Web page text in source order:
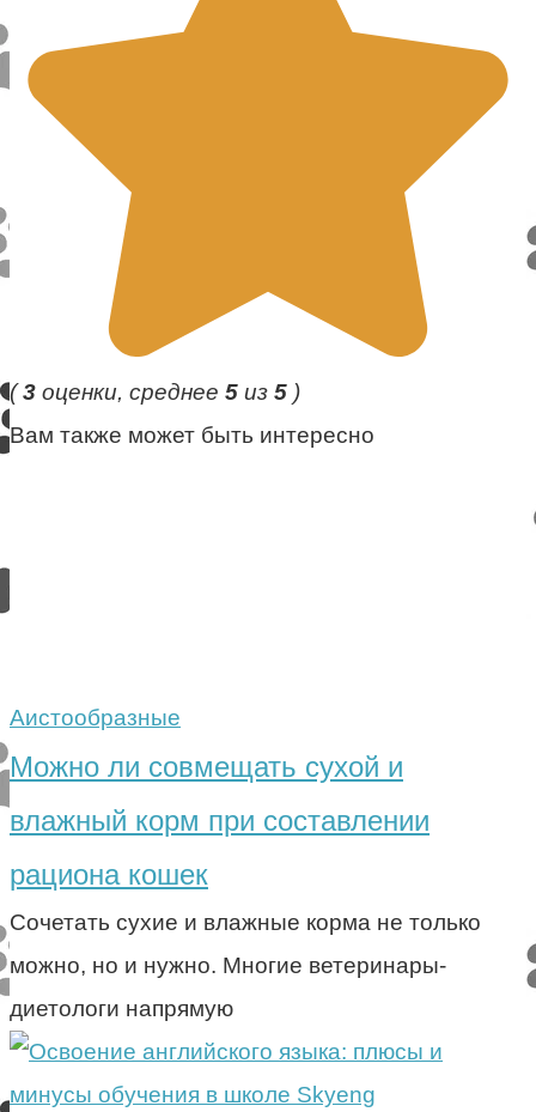
(3 оценки, среднее 5 из 5 )
Вам также может быть интересно
Аистообразные
Можно ли совмещать сухой и
влажный корм при составлении
рациона кошек
Сочетать сухие и влажные корма не только
можно, но и нужно. Многие ветеринары-
диетологи напрямую